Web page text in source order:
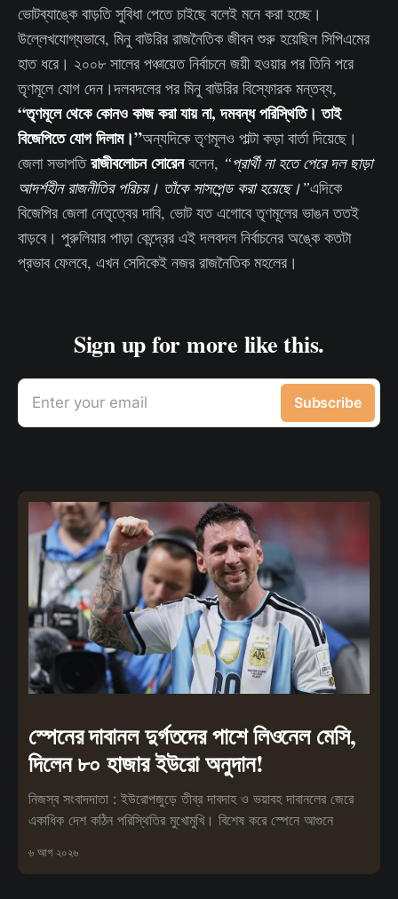
ভোটব্যাঙ্কে বাড়তি সুবিধা পেতে চাইছে বলেই মনে করা হচ্ছে।
উল্লেখযোগ্যভাবে, মিনু বাউরির রাজনৈতিক জীবন শুরু হয়েছিল সিপিএমের
হাত ধরে। ২০০৮ সালের পঞ্চায়েত নির্বাচনে জয়ী হওয়ার পর তিনি পরে
তৃণমূলে যোগ দেন।দলবদলের পর মিনু বাউরির বিস্ফোরক মন্তব্য,
“তৃণমূলে থেকে কোনও কাজ করা যায় না, দমবন্ধ পরিস্থিতি। তাই
বিজেপিতে যোগ দিলাম।”অন্যদিকে তৃণমূলও পাল্টা কড়া বার্তা দিয়েছে।
জেলা সভাপতিরাজীবলোচন সোরেনবলেন, “প্রার্থী না হতে পেরে দল ছাড়া
আদর্শহীন রাজনীতির পরিচয়। তাঁকে সাসপেন্ড করা হয়েছে।”এদিকে
বিজেপির জেলা নেতৃত্বের দাবি, ভোট যত এগোবে তৃণমূলের ভাঙন ততই
বাড়বে। পুরুলিয়ার পাড়া কেন্দ্রের এই দলবদল নির্বাচনের অঙ্কে কতটা
প্রভাব ফেলবে, এখন সেদিকেই নজর রাজনৈতিক মহলের।
Sign up for more like this.
Enter your email Subscribe
স্পেনের দাবানল দুর্গতদের পাশে লিওনেল মেসি,
দিলেন ৮০ হাজার ইউরো অনুদান!
নিজস্ব সংবাদদাতা : ইউরোপজুড়ে তীব্র দাবদাহ ও ভয়াবহ দাবানলের জেরে
একাধিক দেশ কঠিন পরিস্থিতির মুখোমুখি। বিশেষ করে স্পেনে আগুনে
৬ আগ ২০২৬